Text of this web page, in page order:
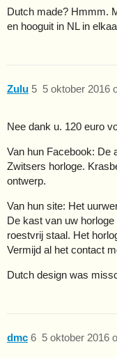
Dutch made? Hmmm.
en hooguit in NL in
Zulu 5 oktober 2016
5
Nee dank u. 120 euro
Van hun Facebook: De
Zwitsers horloge.
ontwerp.
Van hun site: Het
De kast van uw
roestvrij staal. Het
Vermijd al het contact
Dutch design was
dmc 5 oktober 2016
6